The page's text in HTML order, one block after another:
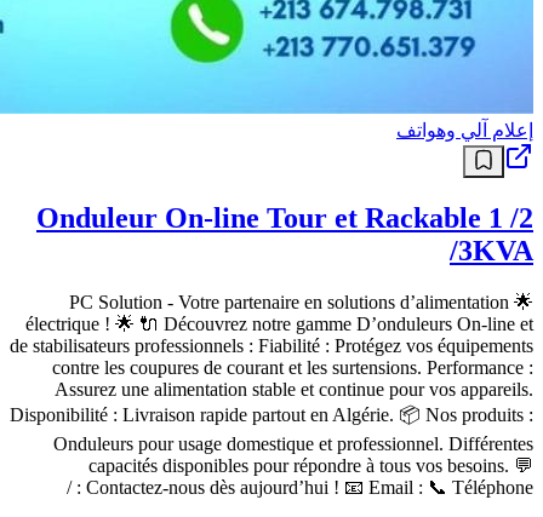
إعلام آلي وهواتف
Onduleur On-line Tour et Rackable 1 /2
/3KVA
🌟 PC Solution - Votre partenaire en solutions d’alimentation
électrique ! 🌟 🔌 Découvrez notre gamme D’onduleurs On-line et
de stabilisateurs professionnels : Fiabilité : Protégez vos équipements
contre les coupures de courant et les surtensions. Performance :
Assurez une alimentation stable et continue pour vos appareils.
Disponibilité : Livraison rapide partout en Algérie. 📦 Nos produits :
Onduleurs pour usage domestique et professionnel. Différentes
capacités disponibles pour répondre à tous vos besoins. 💬
Contactez-nous dès aujourd’hui ! 📧 Email : 📞 Téléphone : /